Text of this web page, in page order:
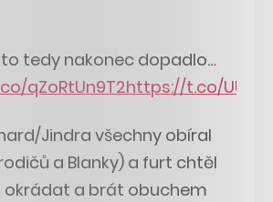
tedy nakonec dopadlo…
qZoRtUn9T2https://t.co/
Jindra všechny obíral
a Blanky) a furt chtěl
okrádat a brát obuchem